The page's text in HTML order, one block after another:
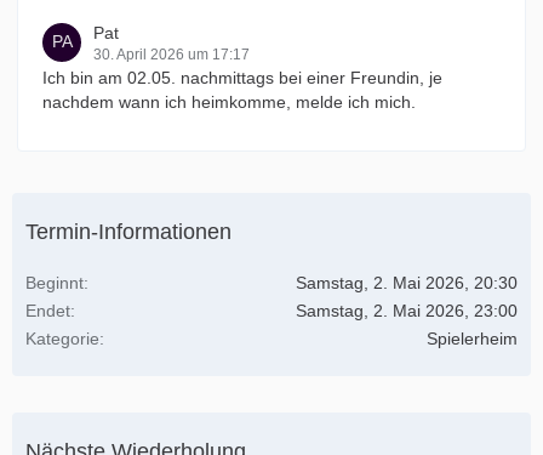
Wo: Discord -Stammtisch
Wann:04.01.2025 20.30 Uhr
Euer Spielerheim Team
Pat
30. April 2026 um 17:17
Ich bin am 02.05. nachmittags bei einer Freundin, je
nachdem wann ich heimkomme, melde ich mich.
Termin-Informationen
Beginnt
Samstag, 2. Mai 2026, 20:30
Endet
Samstag, 2. Mai 2026, 23:00
Kategorie
Spielerheim